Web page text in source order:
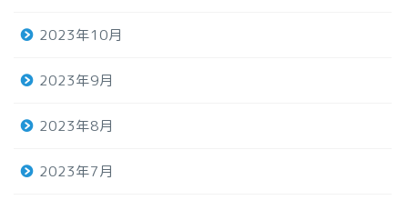
2023年10月
2023年9月
2023年8月
2023年7月